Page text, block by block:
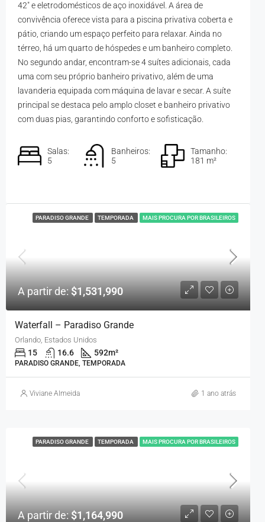
42" e eletrodomésticos de aço inoxidável. A área de
convivência oferece vista para a piscina privativa coberta e
pátio, criando um espaço perfeito para relaxar. Ainda no
térreo, há um quarto de hóspedes e um banheiro completo.
No segundo andar, encontram-se 4 suítes adicionais, cada
uma com seu próprio banheiro privativo, além de uma
lavanderia equipada com máquina de lavar e secar. A suíte
principal se destaca pelo amplo closet e banheiro privativo
com duas pias, garantindo conforto e sofisticação.
Salas:
5
Banheiros:
5
Tamanho:
181 m²
PARADISO GRANDE TEMPORADA MAIS PROCURA POR BRASILEIROS
A partir de:$1,531,990
Waterfall – Paradiso Grande
Orlando, Estados Unidos
15 16.6 592m²
PARADISO GRANDE, TEMPORADA
Viviane Almeida 1 ano atrás
PARADISO GRANDE TEMPORADA MAIS PROCURA POR BRASILEIROS
A partir de:$1,164,990